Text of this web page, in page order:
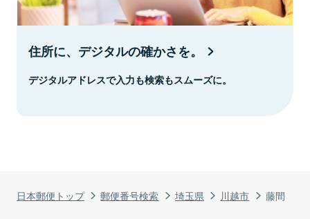
日本郵便トップ 郵便番号検索 埼玉県 川越市 藤間
住所に、デジタルの確かさを。
デジタルアドレスで入力も検索もスムーズに。